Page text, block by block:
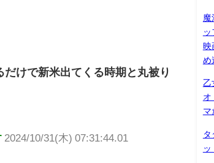
けで新米出てくる時期と丸被り
2024/10/31(木) 07:31:44.01
魔
映
め
乙
オ
マ
タ
ッ